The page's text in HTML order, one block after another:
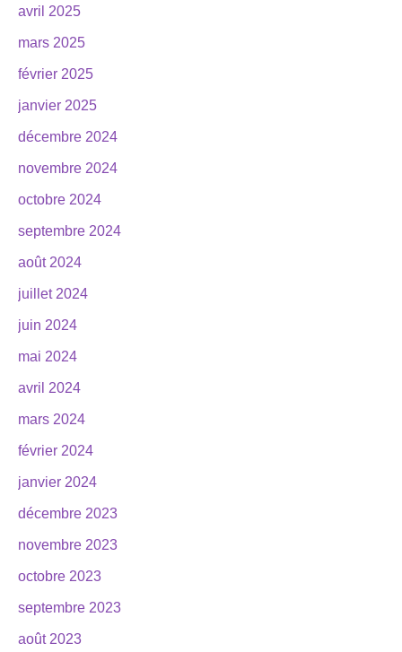
avril 2025
mars 2025
février 2025
janvier 2025
décembre 2024
novembre 2024
octobre 2024
septembre 2024
août 2024
juillet 2024
juin 2024
mai 2024
avril 2024
mars 2024
février 2024
janvier 2024
décembre 2023
novembre 2023
octobre 2023
septembre 2023
août 2023